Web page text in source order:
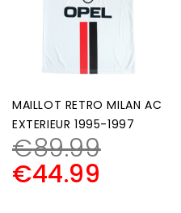
MAILLOT RETRO MILAN AC
EXTERIEUR 1995-1997
€89.99
€44.99